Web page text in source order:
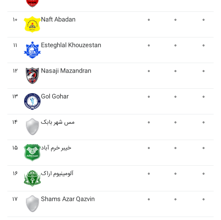
۱۰ Naft Abadan ۰ ۰ ۰
۱۱ Esteghlal Khouzestan ۰ ۰ ۰
۱۲ Nasaji Mazandran ۰ ۰ ۰
۱۳ Gol Gohar ۰ ۰ ۰
۱۴ مس شهر بابک ۰ ۰ ۰
۱۵ خيبر خرم آباد ۰ ۰ ۰
۱۶ آلومينيوم اراک ۰ ۰ ۰
۱۷ Shams Azar Qazvin ۰ ۰ ۰